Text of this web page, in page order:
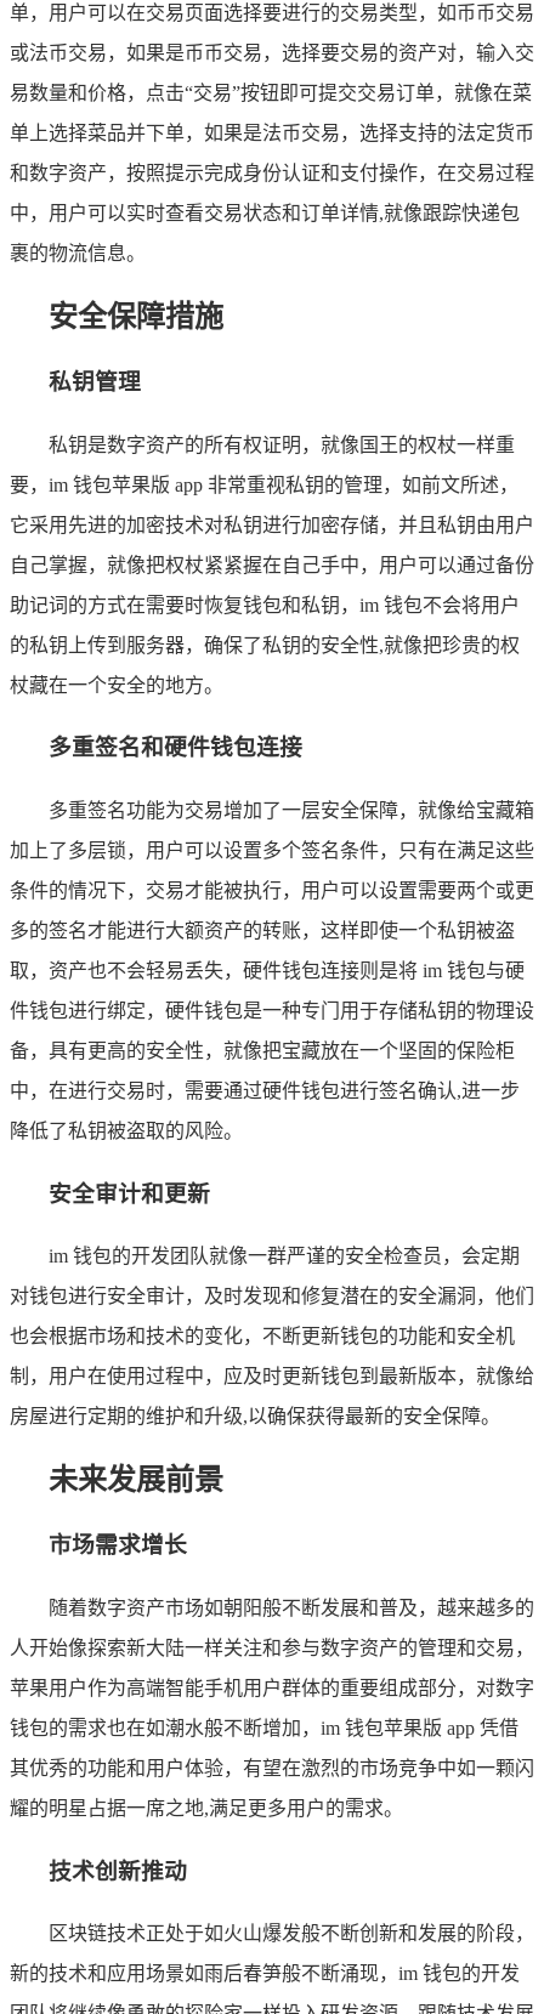
单，用户可以在交易页面选择要进行的交易类型，如币币交易
或法币交易，如果是币币交易，选择要交易的资产对，输入交
易数量和价格，点击“交易”按钮即可提交交易订单，就像在菜
单上选择菜品并下单，如果是法币交易，选择支持的法定货币
和数字资产，按照提示完成身份认证和支付操作，在交易过程
中，用户可以实时查看交易状态和订单详情,就像跟踪快递包
裹的物流信息。
安全保障措施
私钥管理
私钥是数字资产的所有权证明，就像国王的权杖一样重
要，im 钱包苹果版 app 非常重视私钥的管理，如前文所述，
它采用先进的加密技术对私钥进行加密存储，并且私钥由用户
自己掌握，就像把权杖紧紧握在自己手中，用户可以通过备份
助记词的方式在需要时恢复钱包和私钥，im 钱包不会将用户
的私钥上传到服务器，确保了私钥的安全性,就像把珍贵的权
杖藏在一个安全的地方。
多重签名和硬件钱包连接
多重签名功能为交易增加了一层安全保障，就像给宝藏箱
加上了多层锁，用户可以设置多个签名条件，只有在满足这些
条件的情况下，交易才能被执行，用户可以设置需要两个或更
多的签名才能进行大额资产的转账，这样即使一个私钥被盗
取，资产也不会轻易丢失，硬件钱包连接则是将 im 钱包与硬
件钱包进行绑定，硬件钱包是一种专门用于存储私钥的物理设
备，具有更高的安全性，就像把宝藏放在一个坚固的保险柜
中，在进行交易时，需要通过硬件钱包进行签名确认,进一步
降低了私钥被盗取的风险。
安全审计和更新
im 钱包的开发团队就像一群严谨的安全检查员，会定期
对钱包进行安全审计，及时发现和修复潜在的安全漏洞，他们
也会根据市场和技术的变化，不断更新钱包的功能和安全机
制，用户在使用过程中，应及时更新钱包到最新版本，就像给
房屋进行定期的维护和升级,以确保获得最新的安全保障。
未来发展前景
市场需求增长
随着数字资产市场如朝阳般不断发展和普及，越来越多的
人开始像探索新大陆一样关注和参与数字资产的管理和交易，
苹果用户作为高端智能手机用户群体的重要组成部分，对数字
钱包的需求也在如潮水般不断增加，im 钱包苹果版 app 凭借
其优秀的功能和用户体验，有望在激烈的市场竞争中如一颗闪
耀的明星占据一席之地,满足更多用户的需求。
技术创新推动
区块链技术正处于如火山爆发般不断创新和发展的阶段，
新的技术和应用场景如雨后春笋般不断涌现，im 钱包的开发